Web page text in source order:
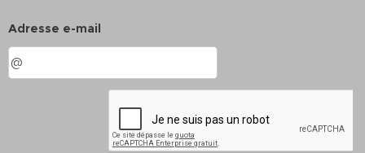
Adresse e-mail